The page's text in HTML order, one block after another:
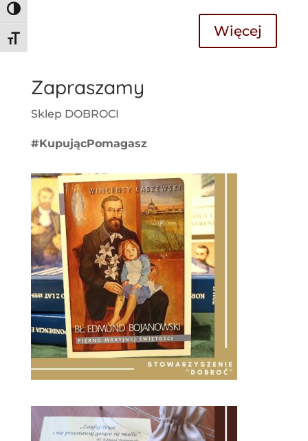
Toggle High Contrast
Toggle Font size
Więcej
Zapraszamy
Sklep DOBROCI
#KupującPomagasz